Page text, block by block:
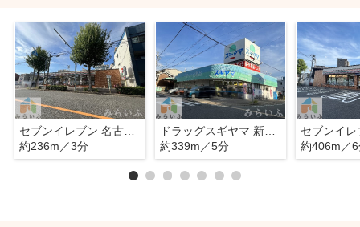
セブンイレブン 名古屋筒井町4丁目店
約236m／3分
ドラッグスギヤマ 新出来店
約339m／5分
約406m／